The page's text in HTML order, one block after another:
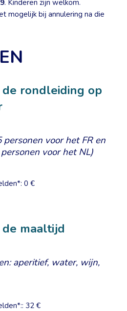
. Kinderen zijn welkom.
mogelijk bij annulering na die
rondleiding op
personen voor het FR en
voor het NL)
0 €
maaltijd
aperitief, water, wijn,
32 €